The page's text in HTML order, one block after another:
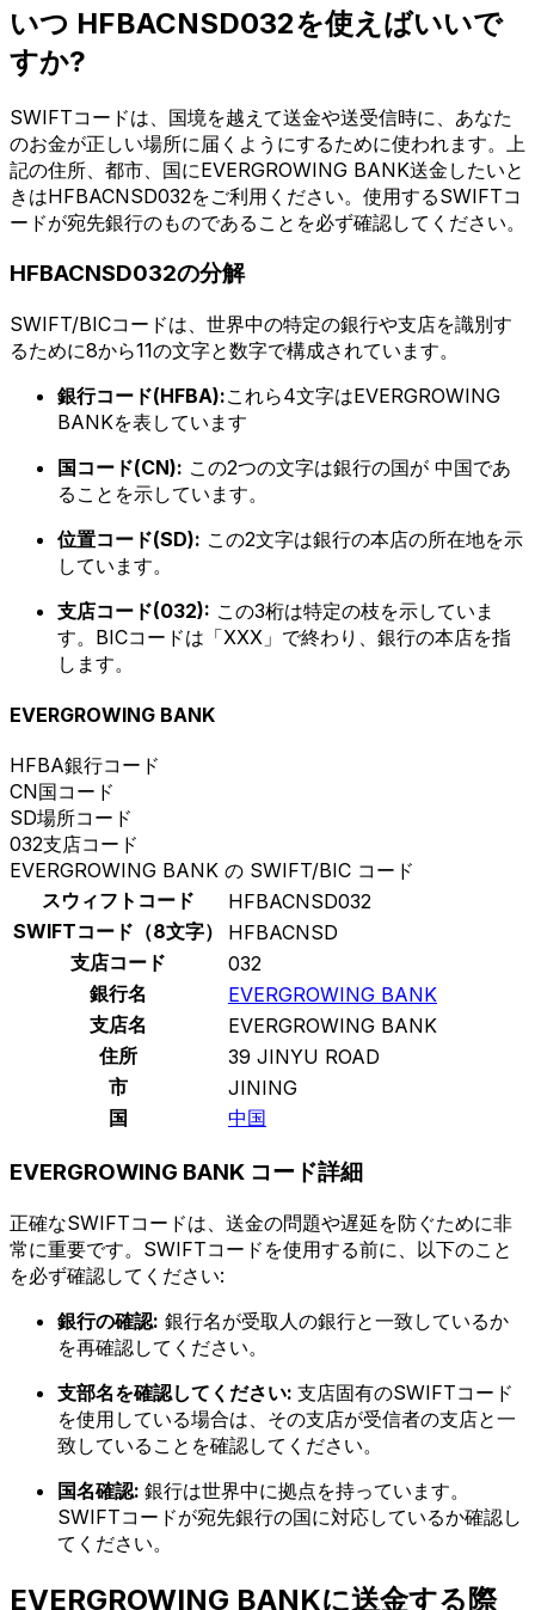
いつ HFBACNSD032を使えばいいで
すか?
SWIFTコードは、国境を越えて送金や送受信時に、あなた
のお金が正しい場所に届くようにするために使われます。上
記の住所、都市、国にEVERGROWING BANK送金したいと
きはHFBACNSD032をご利用ください。使用するSWIFTコ
ードが宛先銀行のものであることを必ず確認してください。
HFBACNSD032の分解
SWIFT/BICコードは、世界中の特定の銀行や支店を識別す
るために8から11の文字と数字で構成されています。
銀行コード(HFBA):これら4文字はEVERGROWING
BANKを表しています
国コード(CN): この2つの文字は銀行の国が 中国であ
ることを示しています。
位置コード(SD): この2文字は銀行の本店の所在地を示
しています。
支店コード(032): この3桁は特定の枝を示していま
す。BICコードは「XXX」で終わり、銀行の本店を指
します。
EVERGROWING BANK
HFBA銀行コード
CN国コード
SD場所コード
032支店コード
EVERGROWING BANK の SWIFT/BIC コード
スウィフトコード
HFBACNSD032
SWIFTコード（8文字）
HFBACNSD
支店コード
032
銀行名
EVERGROWING BANK
支店名
EVERGROWING BANK
住所
39 JINYU ROAD
市
JINING
国
中国
EVERGROWING BANK コード詳細
正確なSWIFTコードは、送金の問題や遅延を防ぐために非
常に重要です。SWIFTコードを使用する前に、以下のこと
を必ず確認してください:
銀行の確認: 銀行名が受取人の銀行と一致しているか
を再確認してください。
支部名を確認してください: 支店固有のSWIFTコード
を使用している場合は、その支店が受信者の支店と一
致していることを確認してください。
国名確認: 銀行は世界中に拠点を持っています。
SWIFTコードが宛先銀行の国に対応しているか確認し
てください。
EVERGROWING BANKに送金する際